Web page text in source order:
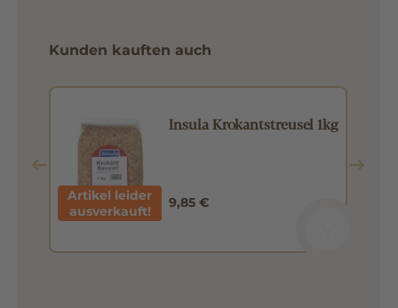
Kunden kauften auch
Artikel leider
ausverkauft!
Insula Krokantstreusel 1kg
9,85 €